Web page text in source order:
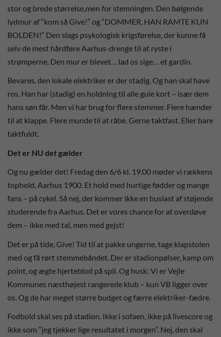
stor og brede størrelse,men for stemningen. Den bølgende
lydmur af “kom så Give!” og “DOMMER, HAN RAMTE KUN
BOLDEN!” Den slags psykologisk krigsførelse, der kunne få
selv de mest hårdføre Aarhus-drenge til at ryste i
strømperne. Den mur er blevet… lad os sige… et gardin.
Bevares, den lokale elektriker er der stadig. Og han skal have
ros. Han har (stadig) en holdning til alle gule kort – især dem
hans søn får. Men vi har brug for flere stemmer. Flere hænder
til at klappe. Flere munde til at råbe. Gerne taktfast. Eller bare
taktfuldt.
Det er NU det gælder
Og nu gælder det! Fredag den 6/6 kl. 19.00 møder vi rækkens
tophold, Aarhus 1900. Et hold med hurtige fødder og mange
fans – på cykel. Så nej, der kommer ikke en buslast af støjende
studerende fra Aarhus. Det er vores chance for at overdøve
dem – ikke med tal, men med gejst!
Det er på tide, Give! Tid til at pakke ungerne, tage klapstolen
med og få rørt stemmebåndet. Der er stadionpølser, kamp om
point, og ægte hjerteblod på spil. Og husk: Vi er Vejle
Kommunes næsthøjest rangerede klub – kun VB ligger over
os. Og de har meget større budget og færre elektriker-fædre.
Fodbold skal ses på stadion. Ikke i sofaen, ikke på livescore og
ikke som “jeg tjekker lige resultatet i morgen”. Nej, den skal